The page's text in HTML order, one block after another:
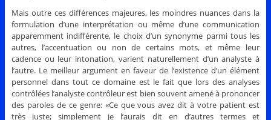
Mais outre ces différences majeures, les moindres nuances dans la
formulation d’une interprétation ou même d’une communication
apparemment indifférente, le choix d’un synonyme parmi tous les
autres, l’accentuation ou non de certains mots, et même leur
cadence ou leur intonation, varient naturellement d’un analyste à
l’autre. Le meilleur argument en faveur de l’existence d’un élément
personnel dans tout ce domaine est le fait que lors des analyses
contrôlées l’analyste contrôleur est bien souvent amené à prononcer
des paroles de ce genre: «Ce que vous avez dit à votre patient est
très juste; simplement je l’aurais dit en d’autres termes et